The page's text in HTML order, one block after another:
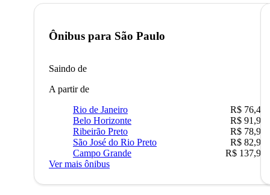
Ônibus para São Paulo
Saindo de
A partir de
Rio de Janeiro
R$ 76,42
Belo Horizonte
R$ 91,90
Ribeirão Preto
R$ 78,90
São José do Rio Preto
R$ 82,90
Campo Grande
R$ 137,90
Ver mais ônibus